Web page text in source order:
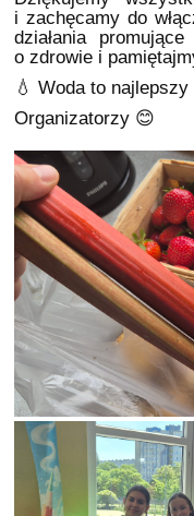
i zachęcamy do
działania
o zdrowie i
💧 Woda to
Organizatorzy 😊